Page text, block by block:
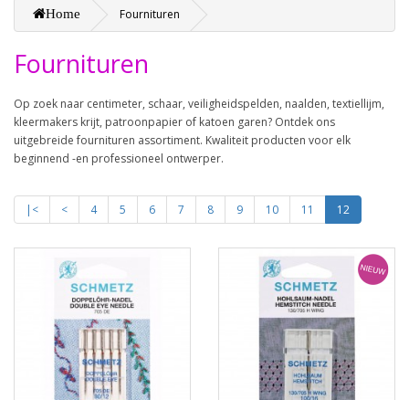
Home Fournituren
Fournituren
Op zoek naar centimeter, schaar, veiligheidspelden, naalden, textiellijm,
kleermakers krijt, patroonpapier of katoen garen? Ontdek ons
uitgebreide fournituren assortiment. Kwaliteit producten voor elk
beginnend -en professioneel ontwerper.
|< < 4 5 6 7 8 9 10 11 12